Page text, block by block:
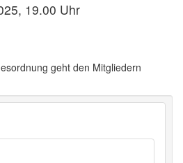
19.00 Uhr
geht den Mitgliedern